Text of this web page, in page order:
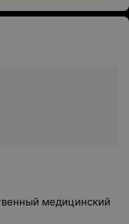
медицинский